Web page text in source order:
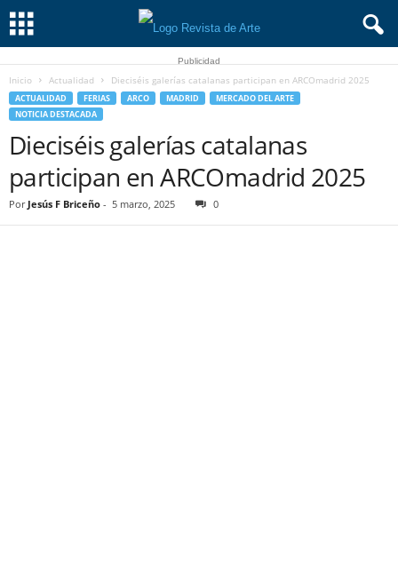
Publicidad
Inicio Actualidad Dieciséis galerías catalanas participan en ARCOmadrid 2025
ACTUALIDAD FERIAS ARCO MADRID
MERCADO DEL ARTE
NOTICIA DESTACADA
Dieciséis galerías catalanas
participan en ARCOmadrid 2025
Por Jesús F Briceño - 5 marzo, 2025 0